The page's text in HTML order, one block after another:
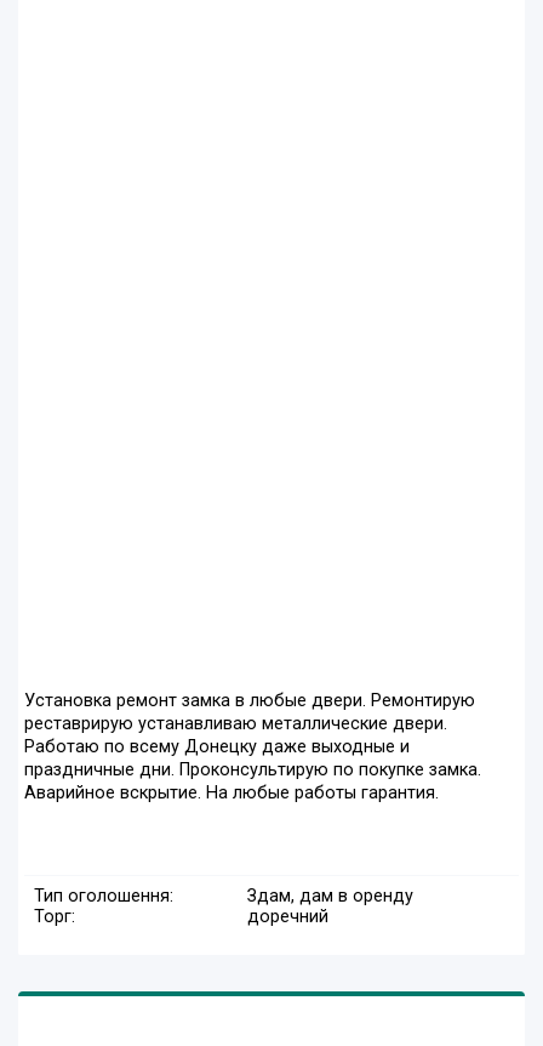
Установка ремонт замка в любые двери. Ремонтирую
реставрирую устанавливаю металлические двери.
Работаю по всему Донецку даже выходные и
праздничные дни. Проконсультирую по покупке замка.
Аварийное вскрытие. На любые работы гарантия.
Тип оголошення:
Здам, дам в оренду
Торг:
доречний